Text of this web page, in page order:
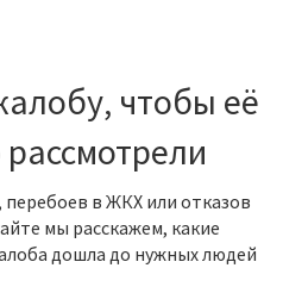
чтобы её
в ЖКХ или отказов
мы расскажем, какие
дошла до нужных людей